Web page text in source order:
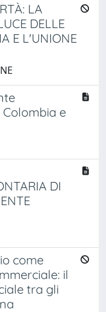
LA
DELLE
E L'UNIONE
Colombia e
DI
come
il
tra gli